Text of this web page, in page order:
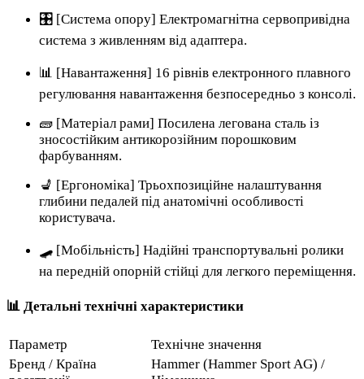
🎛️ [Система опору] Електромагнітна сервопривідна
система з живленням від адаптера.
📊 [Навантаження] 16 рівнів електронного плавного
регулювання навантаження безпосередньо з консолі.
🧱 [Матеріал рами] Посилена легована сталь із
зносостійким антикорозійним порошковим
фарбуванням.
💺 [Ергономіка] Трьохпозиційне налаштування
глибини педалей під анатомічні особливості
користувача.
🛹 [Мобільність] Надійні транспортувальні ролики
на передній опорній стійці для легкого переміщення.
📊 Детальні технічні характеристики
Параметр
Технічне значення
Бренд / Країна
Hammer (Hammer Sport AG) /